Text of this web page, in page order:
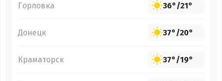
Горловка 36°/21°
Донецк 37°/20°
Краматорск 37°/19°